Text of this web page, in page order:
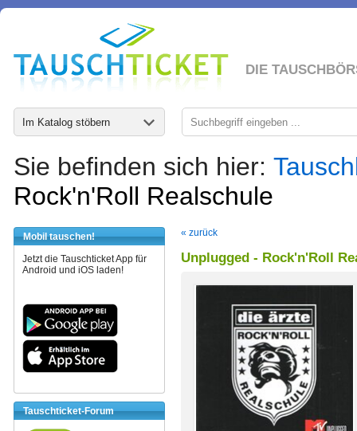
DIE
Im Katalog stöbern
Sie befinden sich hier:
Rock'n'Roll Realschule
Mobil tauschen!
Jetzt die Tauschticket App für
Android und iOS laden!
Tauschticket-Forum
« zurück
Unplugged - Rock'n'Roll